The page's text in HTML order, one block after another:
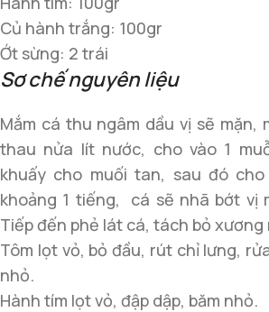
Củ hành trắng: 100gr
Ớt sừng: 2 trái
Sơ chế nguyên liệu
Mắm cá thu ngâm dầu vị sẽ mặn,
thau nửa lít nước, cho vào 1
khuấy cho muối tan, sau đó
khoảng 1 tiếng, cá sẽ nhã bớt vị
Tiếp đến phẻ lát cá, tách bỏ xương
Tôm lọt vỏ, bỏ đầu, rút chỉ lưng,
nhỏ.
Hành tím lọt vỏ, đập dập, băm nhỏ.